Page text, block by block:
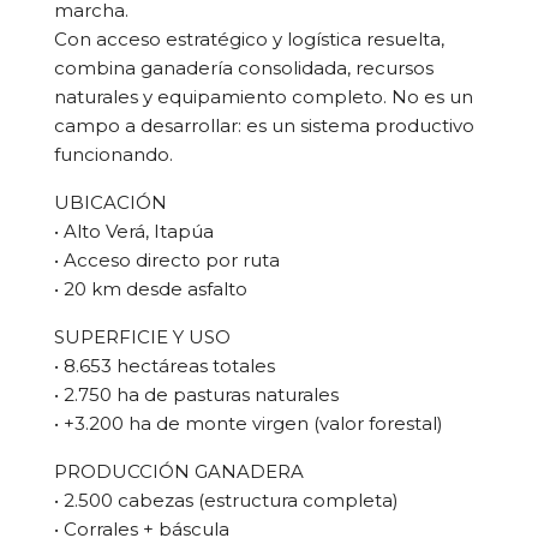
marcha.
Con acceso estratégico y logística resuelta,
combina ganadería consolidada, recursos
naturales y equipamiento completo. No es un
campo a desarrollar: es un sistema productivo
funcionando.
UBICACIÓN
• Alto Verá, Itapúa
• Acceso directo por ruta
• 20 km desde asfalto
SUPERFICIE Y USO
• 8.653 hectáreas totales
• 2.750 ha de pasturas naturales
• +3.200 ha de monte virgen (valor forestal)
PRODUCCIÓN GANADERA
• 2.500 cabezas (estructura completa)
• Corrales + báscula